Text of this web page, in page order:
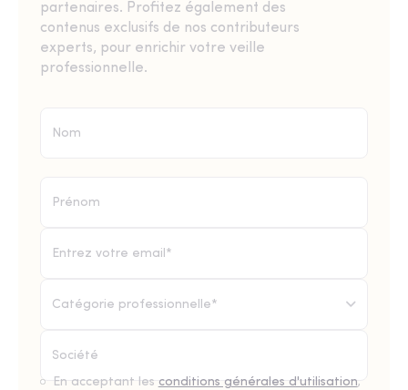
partenaires. Profitez également des
contenus exclusifs de nos contributeurs
experts, pour enrichir votre veille
professionnelle.
Catégorie professionnelle*
En acceptant les conditions générales d'utilisation,